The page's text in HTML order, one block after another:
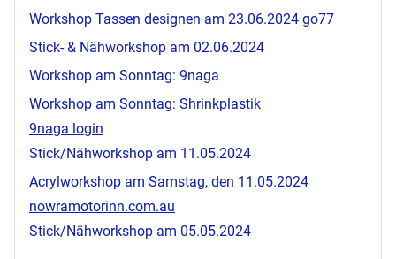
Workshop Tassen designen am 23.06.2024 go77
Stick- & Nähworkshop am 02.06.2024
Workshop am Sonntag: 9naga
Workshop am Sonntag: Shrinkplastik
9naga login
Stick/Nähworkshop am 11.05.2024
Acrylworkshop am Samstag, den 11.05.2024
nowramotorinn.com.au
Stick/Nähworkshop am 05.05.2024